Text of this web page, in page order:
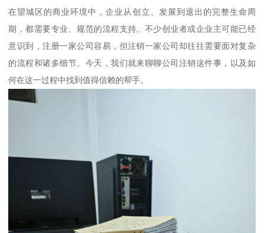
在望城区的商业环境中，企业从创立、发展到退出的完整生命周
期，都需要专业、规范的流程支持。不少创业者或企业主可能已经
意识到，注册一家公司容易，但注销一家公司却往往需要面对复杂
的流程和诸多细节。今天，我们就来聊聊公司注销这件事，以及如
何在这一过程中找到值得信赖的帮手。